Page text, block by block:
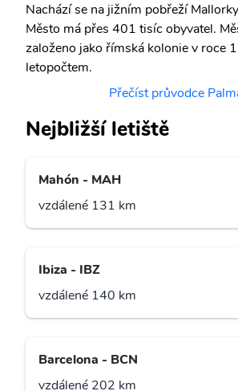
Nachází se na jižním pobřeží
Město má přes 401 tisíc obyvatel.
založeno jako římská kolonie v roce
letopočtem.
Přečíst průvodce
Nejbližší letiště
Mahón - MAH
vzdálené 131 km
Ibiza - IBZ
vzdálené 140 km
Barcelona - BCN
vzdálené 202 km